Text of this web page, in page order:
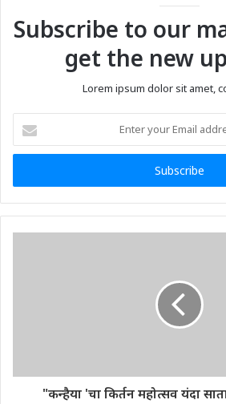
Subscribe to our
get the new
Lorem ipsum dolor sit amet,
your
Email
"कन्हैया 'चा किर्तन महोत्सव यंदा